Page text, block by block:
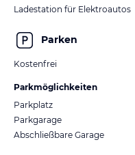
Ladestation für Elektroautos
Parken
Kostenfrei
Parkmöglichkeiten
Parkplatz
Parkgarage
Abschließbare Garage